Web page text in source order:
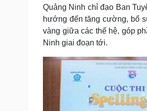
Quảng Ninh chỉ đạo Ban
hướng đến tăng cường, bổ
vàng giữa các thế hệ, góp
Ninh giai đoạn tới.